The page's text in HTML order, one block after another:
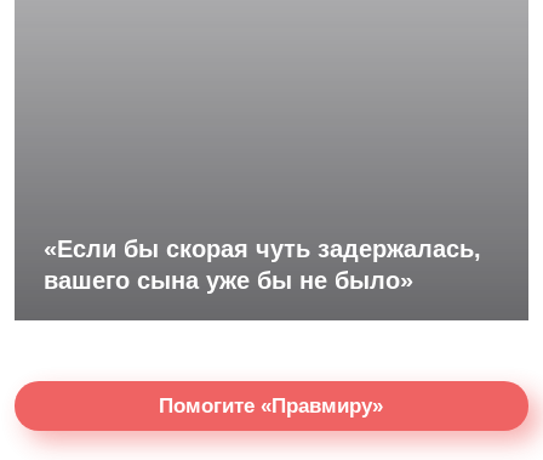
«Если бы скорая чуть задержалась,
вашего сына уже бы не было»
Помогите «Правмиру»